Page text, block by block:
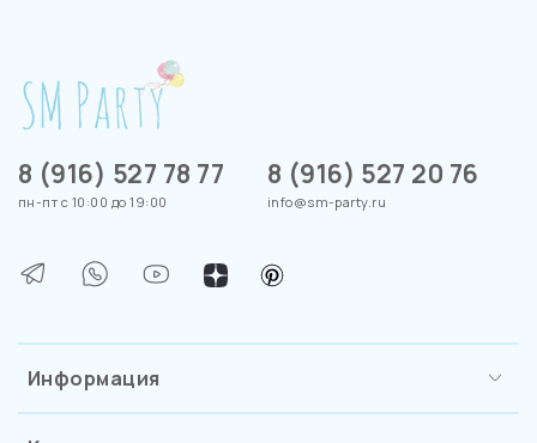
Информация
8 (916) 527 78 77
пн-пт с 10:00 до 19:00
8 (916) 527 20 76
info@sm-party.ru